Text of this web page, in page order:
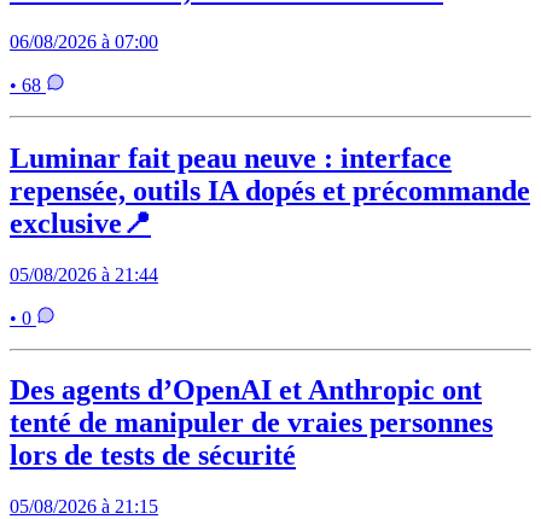
06/08/2026 à 07:00
• 68
Luminar fait peau neuve : interface
repensée, outils IA dopés et précommande
exclusive📍
05/08/2026 à 21:44
• 0
Des agents d’OpenAI et Anthropic ont
tenté de manipuler de vraies personnes
lors de tests de sécurité
05/08/2026 à 21:15